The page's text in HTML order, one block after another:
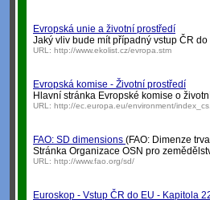
Evropská unie a životní prostředí
Jaký vliv bude mít případný vstup ČR
URL: http://www.ekolist.cz/evropa.stm
Evropská komise - Životní prostředí
Hlavní stránka Evropské komise o
URL: http://ec.europa.eu/environment/
FAO: SD dimensions (FAO: Dimenze
Stránka Organizace OSN pro
URL: http://www.fao.org/sd/
Euroskop - Vstup ČR do EU - Kapitola